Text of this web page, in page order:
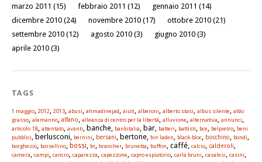
marzo 2011 (15) febbraio 2011 (12) gennaio 2011 (14)
dicembre 2010 (24) novembre 2010 (17) ottobre 2010 (21)
settembre 2010 (12) agosto 2010 (3) giugno 2010 (3)
aprile 2010 (3)
TAGS
1 maggio, 2012, 2013, abusi, ahmadinejad, aiuti, alberoni, alberto stasi, albus silente, aldo
grasso, alemanno, alfano, alleanza di centro per la libertà, alluvione, alternativa, annunci,
articolo 18, attentato, avanti, banche, bankitalia, bar, batteri, battisti, bce, belpietro, beni
pubblici, berlusconi, bernini, bersani, bertone, bin laden, black-bloc, bocchino, bondi,
borghezio, borsellino, bossi, br, brancher, brunetta, buffon, caffé, calcio, calderoli,
camera, campi, cancro, caparezza, capezzone, capro espiatorio, carla bruni, casalesi, casini,